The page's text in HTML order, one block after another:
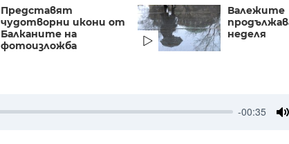
Представят
чудотворни икони от
Балканите на
фотоизложба
Валежите
неделя
-00:35